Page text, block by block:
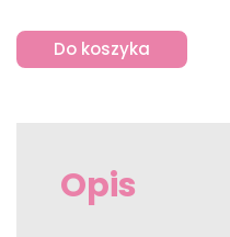
Do koszyka
Opis